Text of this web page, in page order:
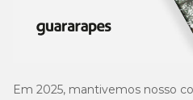
Em 2025, mantivemos nosso